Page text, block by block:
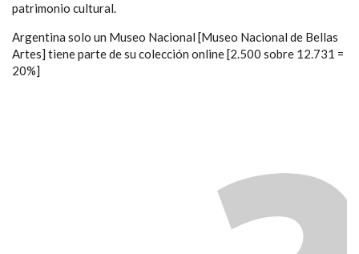
patrimonio cultural.
Argentina solo un Museo Nacional [Museo Nacional de Bellas
Artes] tiene parte de su colección online [2.500 sobre 12.731 =
20%]